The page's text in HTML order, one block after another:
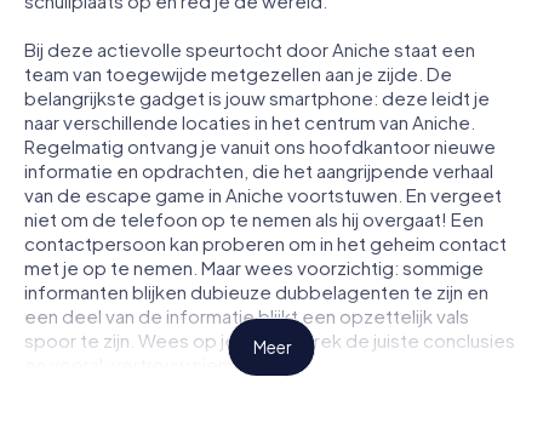
Bij deze actievolle speurtocht door Aniche staat een
team van toegewijde metgezellen aan je zijde. De
belangrijkste gadget is jouw smartphone: deze leidt je
naar verschillende locaties in het centrum van Aniche.
Regelmatig ontvang je vanuit ons hoofdkantoor nieuwe
informatie en opdrachten, die het aangrijpende verhaal
van de escape game in Aniche voortstuwen. En vergeet
niet om de telefoon op te nemen als hij overgaat! Een
contactpersoon kan proberen om in het geheim contact
met je op te nemen. Maar wees voorzichtig: sommige
informanten blijken dubieuze dubbelagenten te zijn en
een deel van de informatie blijkt een opzettelijk vals
spoor te zijn. Wees op je hoede, trek de juiste conclusies
en vooral: vertrouw niemand!
Meer